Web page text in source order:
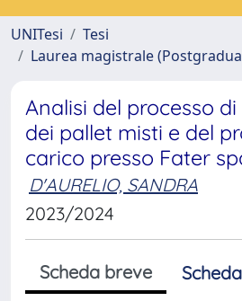
UNITesi
Tesi
Laurea magistrale
Analisi del processo
dei pallet misti e del
carico presso Fater
D'AURELIO, SANDRA
2023/2024
Scheda breve